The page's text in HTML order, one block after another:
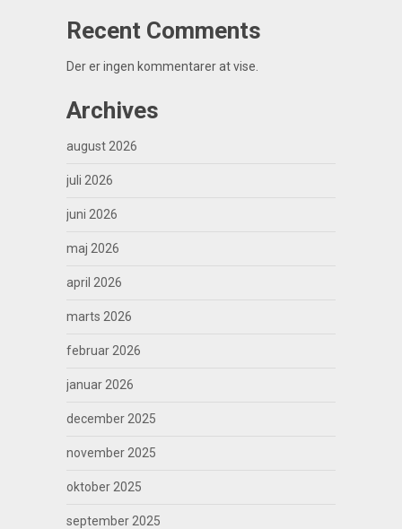
Recent Comments
Der er ingen kommentarer at vise.
Archives
august 2026
juli 2026
juni 2026
maj 2026
april 2026
marts 2026
februar 2026
januar 2026
december 2025
november 2025
oktober 2025
september 2025